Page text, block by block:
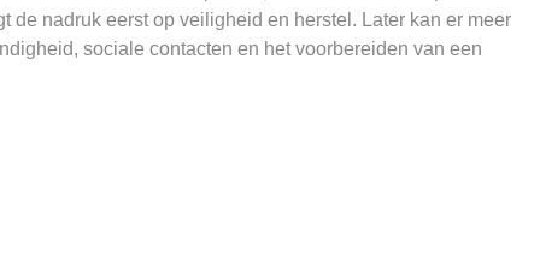
de nadruk eerst op veiligheid en herstel. Later kan er meer
sociale contacten en het voorbereiden van een